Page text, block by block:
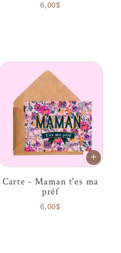
6,00$
Carte - Maman t'es ma
préf
6,00$